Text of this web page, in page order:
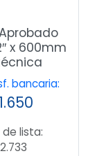
x 600mm
bancaria:
de lista: